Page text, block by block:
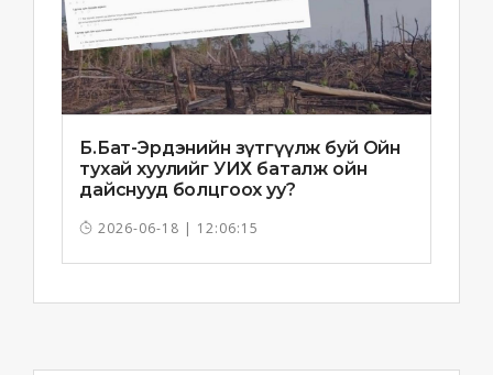
Б.Бат-Эрдэнийн зүтгүүлж буй Ойн
тухай хуулийг УИХ баталж ойн
дайснууд болцгоох уу?
2026-06-18 | 12:06:15